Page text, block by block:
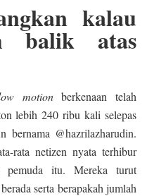
kalau
balik atas
motionberkenaan telah
lebih 240 ribu kali selepas
bernama @hazrilazharudin.
rata netizen nyata terhibur
pemuda itu. Mereka turut
serta berapakah jumlah